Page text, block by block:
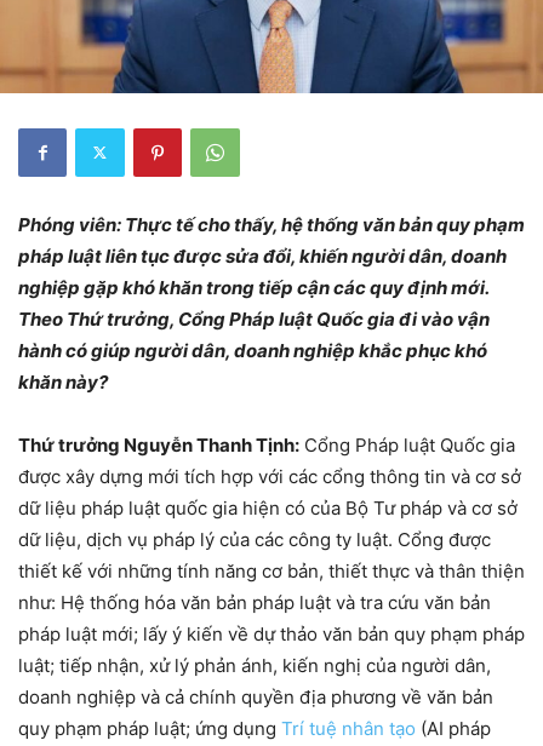
Phóng viên: Thực tế cho thấy, hệ thống văn bản quy phạm
pháp luật liên tục được sửa đổi, khiến người dân, doanh
nghiệp gặp khó khăn trong tiếp cận các quy định mới.
Theo Thứ trưởng, Cổng Pháp luật Quốc gia đi vào vận
hànhcó giúp người dân, doanh nghiệp khắc phụckhó
khăn này?
Thứ trưởng Nguyễn Thanh Tịnh: Cổng Pháp luật Quốc gia
được xây dựng mới tích hợp với các cổng thông tin và cơ sở
dữ liệu pháp luật quốc gia hiện có của Bộ Tư pháp và cơ sở
dữ liệu, dịch vụ pháp lý của các công ty luật. Cổng được
thiết kế với những tính năng cơ bản, thiết thực và thân thiện
như: Hệ thống hóa văn bản pháp luật và tra cứu văn bản
pháp luật mới; lấy ý kiến về dự thảo văn bản quy phạm pháp
luật; tiếp nhận, xử lý phản ánh, kiến nghị của người dân,
doanh nghiệp và cả chính quyền địa phương về văn bản
quy phạm pháp luật; ứng dụng Trí tuệ nhân tạo (AI pháp